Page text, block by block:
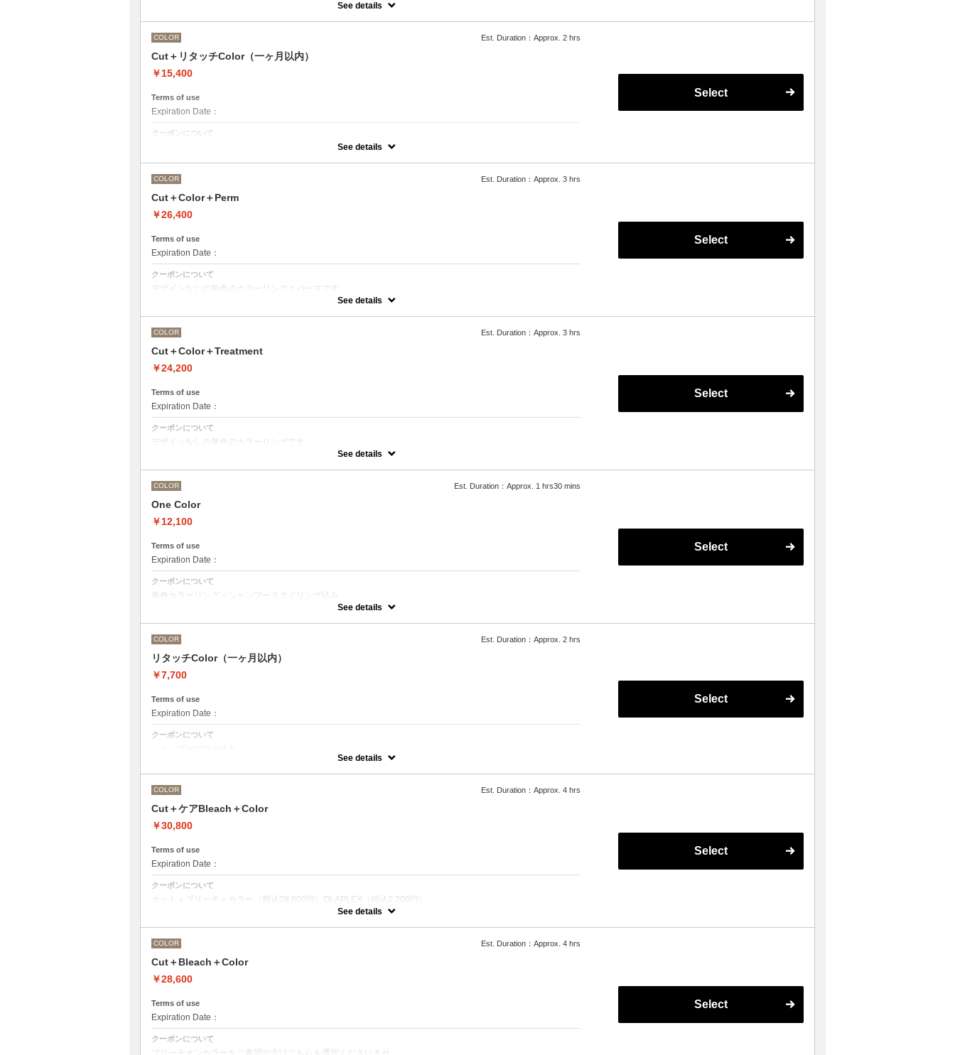
M ¥＋1100 L¥＋1650 LL¥＋2200
●ヘアマニキュアの場合は￥＋2200
●ポイントカラーなどのデザインカラーをご希望の場合、最終受付時間が異なりますので、別メニューをお選び
See details
COLOR Est. Duration：Approx. 2 hrs
Cut＋リタッチColor（一ヶ月以内）
￥15,400
Terms of use
Expiration Date：
クーポンについて
カット＋ワンカラー（おしゃれ染め、白髪染め）の一ヶ月以内のリタッチメニューです
See details
Select
COLOR Est. Duration：Approx. 3 hrs
Cut＋Color＋Perm
￥26,400
Terms of use
Expiration Date：
クーポンについて
デザインなしの単色のカラーリングとパーマです。
終受付時間が変わるため、別途メニューがございますのでそちらの選択をお願いしております。
●カラーリングは髪の長さにより別途ロング料金を頂戴いたします。
M ¥＋1100 L¥＋1650 LL¥＋2200
See details
Select
COLOR Est. Duration：Approx. 3 hrs
Cut＋Color＋Treatment
￥24,200
Terms of use
Expiration Date：
クーポンについて
デザインなしの単色のカラーリングです。
トリートメントは髪質の合わせてご提案させていただいておりますので、料金が前後する場合がございます。
●髪の長さにより別途ロング料金を頂戴いたします。
M ¥＋1100 L¥＋1650 LL¥＋2200
さい。
See details
Select
COLOR Est. Duration：Approx. 1 hrs30 mins
One Color
￥12,100
Terms of use
Expiration Date：
クーポンについて
単色カラーリング＋シャンプースタイリング込み
M ¥＋1100 L¥＋1650 LL¥＋2200
●ハイライト、ブリーチ、ポイントカラーなどデザインカラーをご希望の方は別のメニューをお選びください。
See details
Select
COLOR Est. Duration：Approx. 2 hrs
リタッチColor（一ヶ月以内）
￥7,700
Terms of use
Expiration Date：
クーポンについて
ワンカラー（おしゃれ染め、白髪染め）の一ヶ月以内のリタッチメニュー
See details
Select
COLOR Est. Duration：Approx. 4 hrs
Cut＋ケアBleach＋Color
￥30,800
Terms of use
Expiration Date：
クーポンについて
カット＋ブリーチ＋カラー（税込28,600円）OLAPLEX（税込2,200円）
ブリーチオンカラーをご希望の方はこちらを選択くださいませ。
OLAPLEXを使うことでダメージを軽減させ、髪にツヤ、はりを与えます。
●ご希望の色やカラー履歴、デザインによっては１度のブリーチでは表現できない場合がございます。
M ¥＋1100 L¥＋1650 LL¥＋2200
See details
Select
COLOR Est. Duration：Approx. 4 hrs
Cut＋Bleach＋Color
￥28,600
Terms of use
Expiration Date：
クーポンについて
ブリーチオンカラーをご希望の方はこちらを選択くださいませ。
Select